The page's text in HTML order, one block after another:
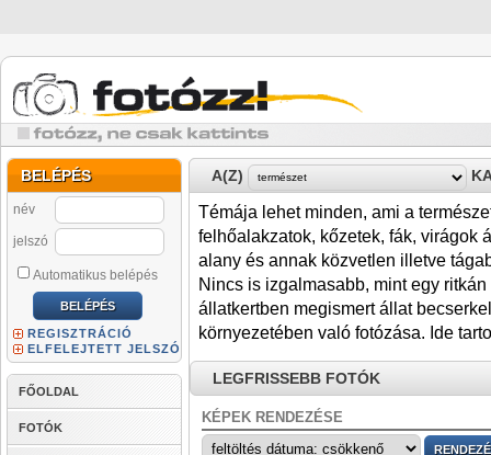
BELÉPÉS
név
jelszó
Automatikus belépés
REGISZTRÁCIÓ
ELFELEJTETT JELSZÓ
FŐOLDAL
FOTÓK
A(Z)
Témája lehet minden, ami a
felhőalakzatok, kőzetek, fák, virágok
alany és annak közvetlen illetve
Nincs is izgalmasabb, mint egy
állatkertben megismert állat
környezetében való fotózása. Ide
LEGFRISSEBB FOTÓK
KÉPEK RENDEZÉSE